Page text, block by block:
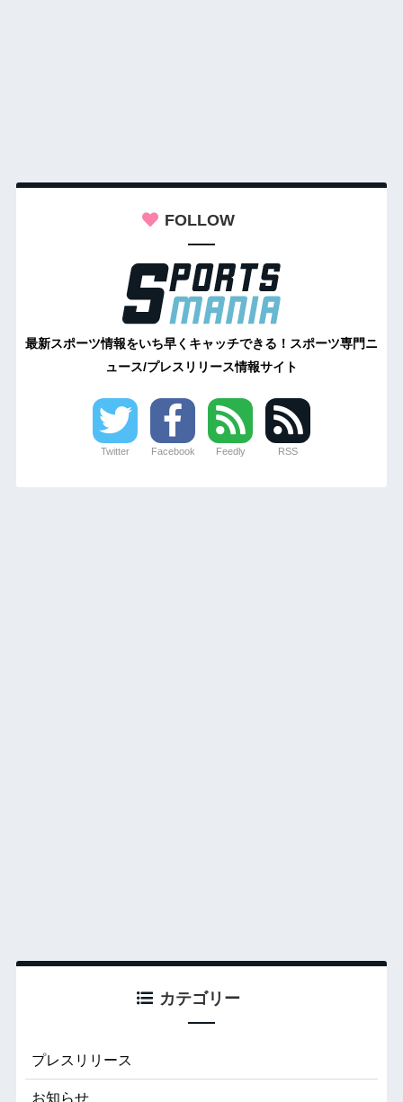
FOLLOW
最新スポーツ情報をいち早くキャッチできる！スポーツ専門ニ
ュース/プレスリリース情報サイト
Twitter Facebook Feedly RSS
カテゴリー
プレスリリース
お知らせ